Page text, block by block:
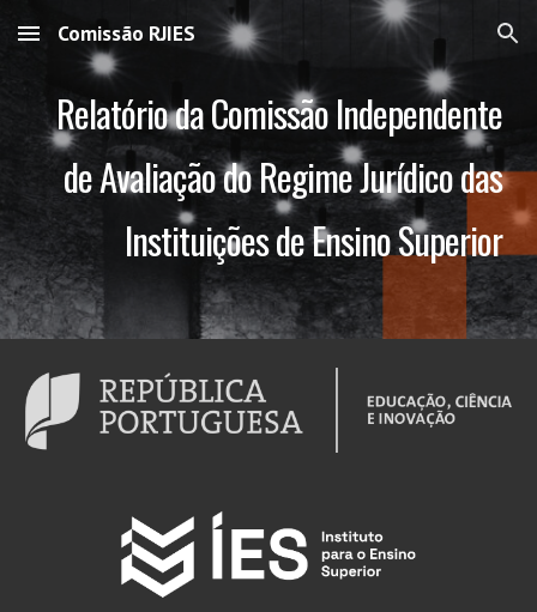
Skip to main content Skip to navigation
Comissão RJIES
Relatório da Comissão Independente
de Avaliação do Regime Jurídico das
Instituições de Ensino Superior